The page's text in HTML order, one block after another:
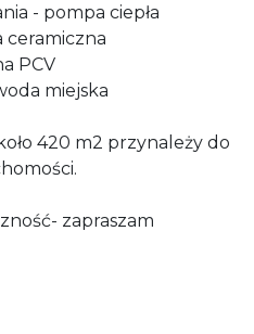
- pompa ciepła
ceramiczna
PCV
miejska
420 m2 przynależy do
zapraszam